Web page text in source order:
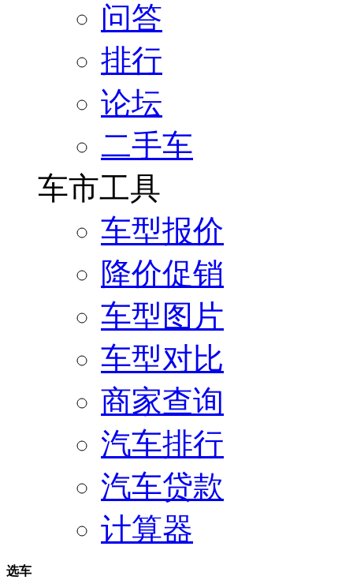
问答
排行
论坛
二手车
车市工具
车型报价
降价促销
车型图片
车型对比
商家查询
汽车排行
汽车贷款
计算器
选车